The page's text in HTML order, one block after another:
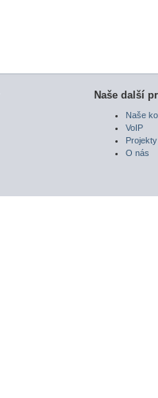
Naše další
Naše
VoIP
Projekty
O nás